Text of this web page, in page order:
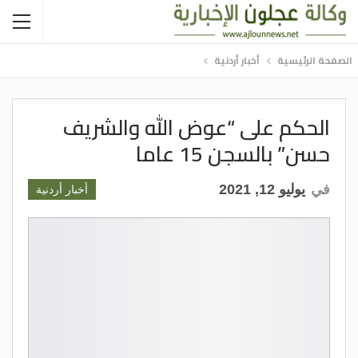
الصفحة الرئيسية أخبار أردنية
الحكم على “عوض الله والشريف
حسن” بالسجن 15 عاما
أخبار أردنية في يوليو 12, 2021